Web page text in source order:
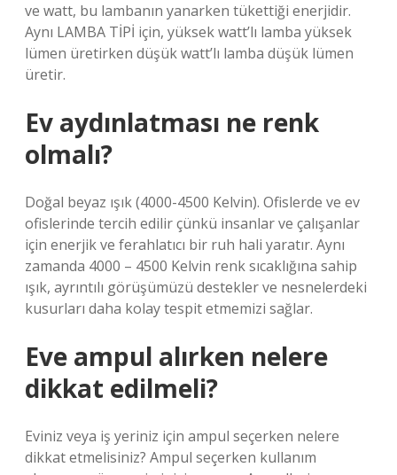
ve watt, bu lambanın yanarken tükettiği enerjidir.
Aynı LAMBA TİPİ için, yüksek watt’lı lamba yüksek
lümen üretirken düşük watt’lı lamba düşük lümen
üretir.
Ev aydınlatması ne renk
olmalı?
Doğal beyaz ışık (4000-4500 Kelvin). Ofislerde ve ev
ofislerinde tercih edilir çünkü insanlar ve çalışanlar
için enerjik ve ferahlatıcı bir ruh hali yaratır. Aynı
zamanda 4000 – 4500 Kelvin renk sıcaklığına sahip
ışık, ayrıntılı görüşümüzü destekler ve nesnelerdeki
kusurları daha kolay tespit etmemizi sağlar.
Eve ampul alırken nelere
dikkat edilmeli?
Eviniz veya iş yeriniz için ampul seçerken nelere
dikkat etmelisiniz? Ampul seçerken kullanım